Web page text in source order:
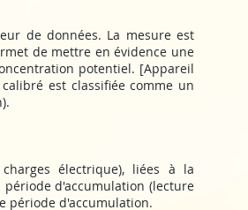
de données. La mesure est
de mettre en évidence une
potentiel. [Appareil
est classifiée comme un
électrique), liées à la
d'accumulation (lecture
période d'accumulation.